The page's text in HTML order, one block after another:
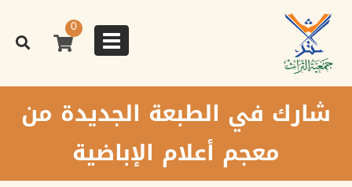
المحتوى
الرئيسي
Toggle
navigation
0
شارك في الطبعة الجديدة من
معجم أعلام الإباضية